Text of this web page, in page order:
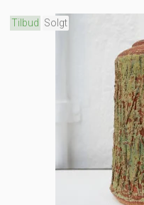
Tilbud Solgt